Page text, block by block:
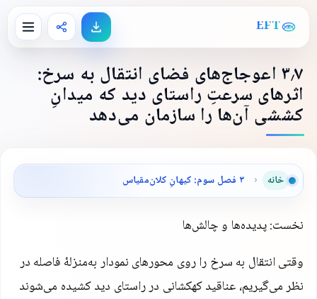
EFT
۳٫۷ اعوجاج‌های فضای انتقال به سرخ:
اثرهای سرعتِ راستای دید که میدانِ
کششی آن‌ها را سازمان می‌دهد
خانه › ۳ فصل سوم: کیهانِ کلان‌مقیاس
نخست: پدیده‌ها و چالش‌ها
وقتی انتقال به سرخ را روی محورهای نمودار به‌منزلهٔ فاصله در
نظر می‌گیریم، عناقید کهکشانی در راستای دید کشیده می‌شوند